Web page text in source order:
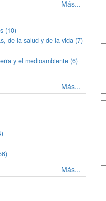
Más...
(10)
de la salud y de la vida (7)
y el medioambiente (6)
Más...
Más...